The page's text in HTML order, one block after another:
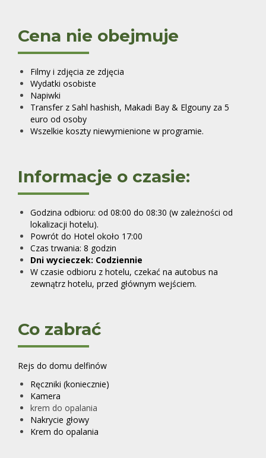
Cena nie obejmuje
Filmy i zdjęcia ze zdjęcia
Wydatki osobiste
Napiwki
Transfer z Sahl hashish, Makadi Bay & Elgouny za 5
euro od osoby
Wszelkie koszty niewymienione w programie.
Informacje o czasie:
Godzina odbioru: od 08:00 do 08:30 (w zależności od
lokalizacji hotelu).
Powrót do Hotel około 17:00
Czas trwania: 8 godzin
Dni wycieczek: Codziennie
W czasie odbioru z hotelu, czekać na autobus na
zewnątrz hotelu, przed głównym wejściem.
Co zabrać
Rejs do domu delfinów
Ręczniki (koniecznie)
Kamera
krem do opalania
Nakrycie głowy
Krem do opalania